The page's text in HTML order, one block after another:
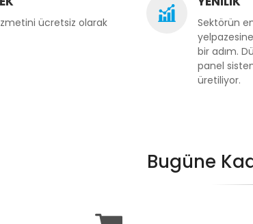
ücretsiz olarak
Sektörün
bir adım.
panel
üretiliyor.
Bugüne